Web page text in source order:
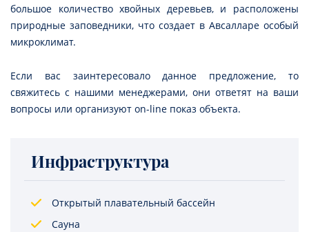
большое количество хвойных деревьев, и расположены
природные заповедники, что создает в Авсалларе особый
микроклимат.
Если вас заинтересовало данное предложение, то
свяжитесь с нашими менеджерами, они ответят на ваши
вопросы или организуют on-line показ объекта.
Инфраструктура
Открытый плавательный бассейн
Сауна